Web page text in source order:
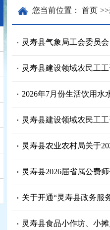
您当前位置： 首页 >>
灵寿县气象局工会委员
灵寿县建设领域农民工
2026年7月份生活饮用水
灵寿县建设领域农民工
灵寿县农业农村局关于
灵寿县2026届省属公费
关于开通“灵寿县政务服
灵寿县食品小作坊、小